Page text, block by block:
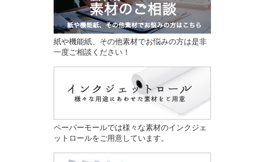
紙や機能紙、その他素材でお悩みの方は是非
一度ご相談ください！
ペーパーモールでは様々な素材のインクジェ
ットロールをご用意しています。